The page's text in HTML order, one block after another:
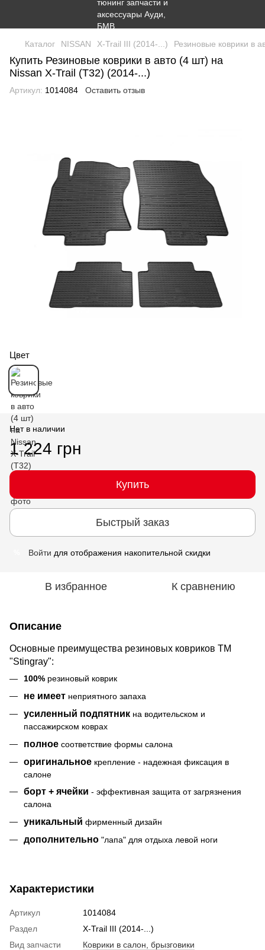
Каталог NISSAN X-Trail III (2014-...) Резиновые коврики в
Купить Резиновые коврики в авто (4 шт) на
Nissan X-Trail (T32) (2014-...)
Артикул: 1014084 Оставить отзыв
Цвет
Нет в наличии
1 224 грн
Купить
Быстрый заказ
Войти для отображения накопительной скидки
В избранное К сравнению
Описание
Основные преимущества резиновых ковриков ТМ
"Stingray":
100% резиновый коврик
не имеет неприятного запаха
усиленный подпятник на водительском и
пассажирском коврах
полное соответствие формы салона
оригинальное крепление - надежная фиксация в
салоне
борт + ячейки - эффективная защита от загрязнения
салона
уникальный фирменный дизайн
дополнительно "лапа" для отдыха левой ноги
Характеристики
Артикул
1014084
Раздел
X-Trail III (2014-...)
Вид запчасти
Коврики в салон, брызговики